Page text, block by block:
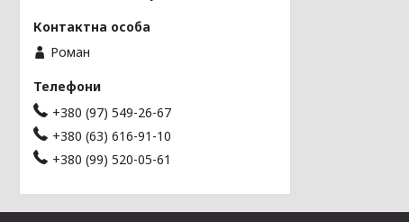
Роман
+380 (97) 549-26-67
+380 (63) 616-91-10
+380 (99) 520-05-61